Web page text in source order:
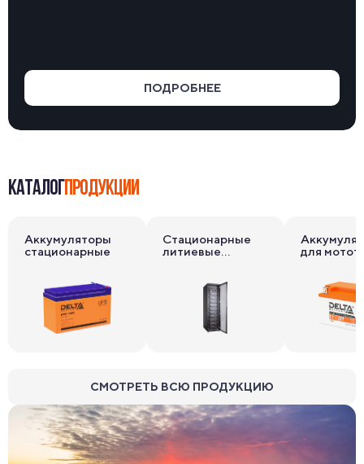
ПОДРОБНЕЕ
КАТАЛОГПРОДУКЦИИ
Аккумуляторы
стационарные
Стационарные
литиевые
для
СМОТРЕТЬ ВСЮ ПРОДУКЦИЮ